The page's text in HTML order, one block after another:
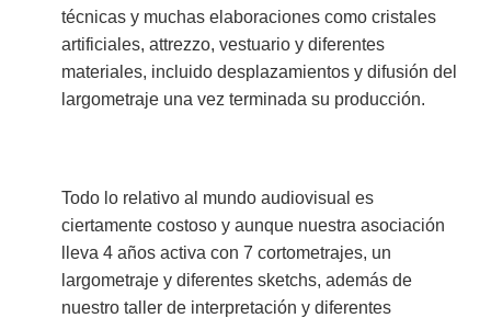
técnicas y muchas elaboraciones como cristales
artificiales, attrezzo, vestuario y diferentes
materiales, incluido desplazamientos y difusión del
largometraje una vez terminada su producción.
Todo lo relativo al mundo audiovisual es
ciertamente costoso y aunque nuestra asociación
lleva 4 años activa con 7 cortometrajes, un
largometraje y diferentes sketchs, además de
nuestro taller de interpretación y diferentes